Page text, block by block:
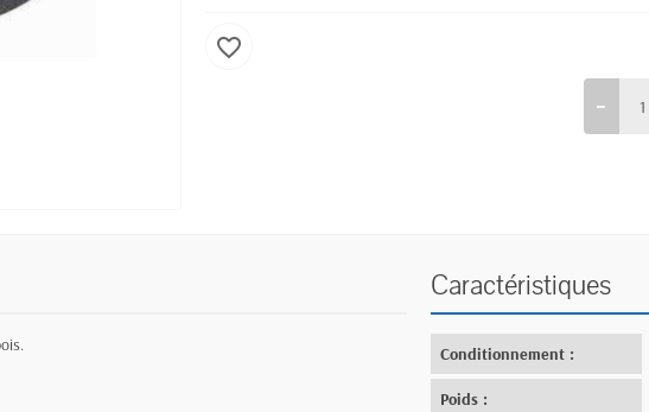
favorite_border
Caractéristiques
Conditionnement :
Poids :